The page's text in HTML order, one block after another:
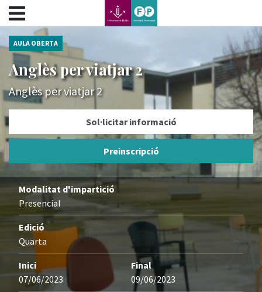
???label.access.jump.content???
???label.access.jump.header???
???label.access.jump.footer???
???label.access.jump.menu???
AULA OBERTA
Anglès per viatjar 2
Anglès per viatjar 2
Sol·licitar informació
Preinscripció
Modalitat d'impartició
Presencial
Edició
Quarta
Inici
07/06/2023
Final
09/06/2023